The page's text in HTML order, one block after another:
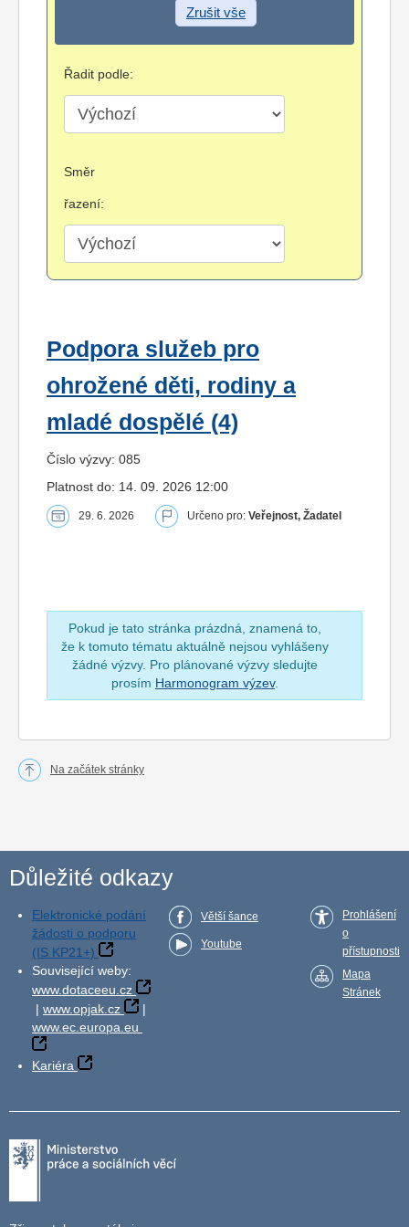
Zrušit vše
Řadit podle:
Směr
řazení:
Podpora služeb pro
ohrožené děti, rodiny a
mladé dospělé (4)
Číslo výzvy: 085
Platnost do: 14. 09. 2026 12:00
29. 6. 2026 Určeno pro: Veřejnost, Žadatel
Pokud je tato stránka prázdná, znamená to,
že k tomuto tématu aktuálně nejsou vyhlášeny
žádné výzvy. Pro plánované výzvy sledujte
prosím Harmonogram výzev.
Na začátek stránky
Důležité odkazy
Elektronické podání
žádosti o podporu
(IS KP21+)
Související weby:
www.dotaceeu.cz
| www.opjak.cz
|
www.ec.europa.eu
Kariéra
Větší šance
Youtube
Prohlášení
o
přístupnosti
Mapa
Stránek